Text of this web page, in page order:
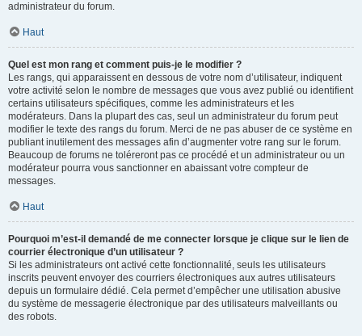
administrateur du forum.
Haut
Quel est mon rang et comment puis-je le modifier ?
Les rangs, qui apparaissent en dessous de votre nom d’utilisateur, indiquent
votre activité selon le nombre de messages que vous avez publié ou identifient
certains utilisateurs spécifiques, comme les administrateurs et les
modérateurs. Dans la plupart des cas, seul un administrateur du forum peut
modifier le texte des rangs du forum. Merci de ne pas abuser de ce système en
publiant inutilement des messages afin d’augmenter votre rang sur le forum.
Beaucoup de forums ne toléreront pas ce procédé et un administrateur ou un
modérateur pourra vous sanctionner en abaissant votre compteur de
messages.
Haut
Pourquoi m’est-il demandé de me connecter lorsque je clique sur le lien de
courrier électronique d’un utilisateur ?
Si les administrateurs ont activé cette fonctionnalité, seuls les utilisateurs
inscrits peuvent envoyer des courriers électroniques aux autres utilisateurs
depuis un formulaire dédié. Cela permet d’empêcher une utilisation abusive
du système de messagerie électronique par des utilisateurs malveillants ou
des robots.